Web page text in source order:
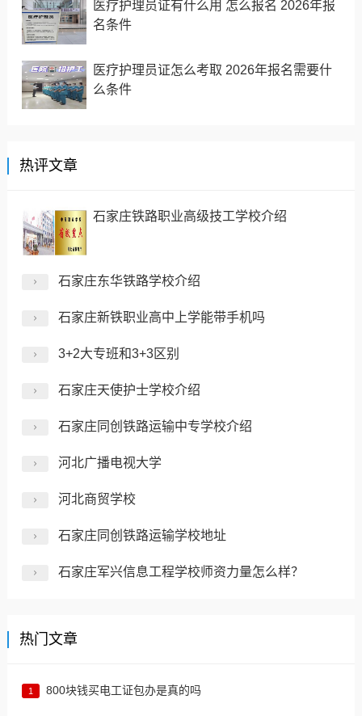
医疗护理员证有什么用 怎么报名 2026年报
名条件
医疗护理员证怎么考取 2026年报名需要什
么条件
热评文章
石家庄铁路职业高级技工学校介绍
石家庄东华铁路学校介绍
石家庄新铁职业高中上学能带手机吗
3+2大专班和3+3区别
石家庄天使护士学校介绍
石家庄同创铁路运输中专学校介绍
河北广播电视大学
河北商贸学校
石家庄同创铁路运输学校地址
石家庄军兴信息工程学校师资力量怎么样？
热门文章
1 800块钱买电工证包办是真的吗